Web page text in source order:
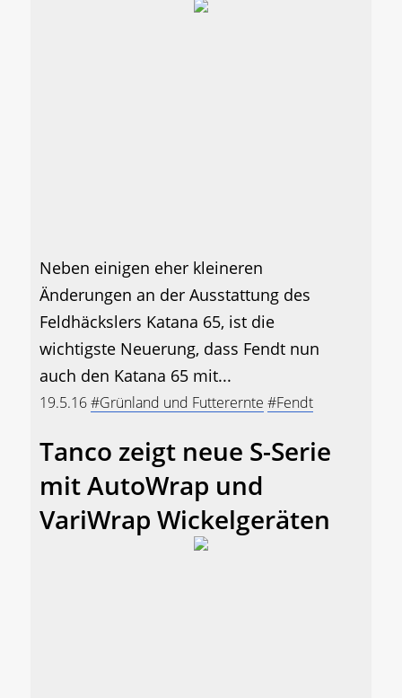
Neben einigen eher kleineren
Änderungen an der Ausstattung des
Feldhäckslers Katana 65, ist die
wichtigste Neuerung, dass Fendt nun
auch den Katana 65 mit...
19.5.16#Grünland und Futterernte #Fendt
Tanco zeigt neue S-Serie
mit AutoWrap und
VariWrap Wickelgeräten